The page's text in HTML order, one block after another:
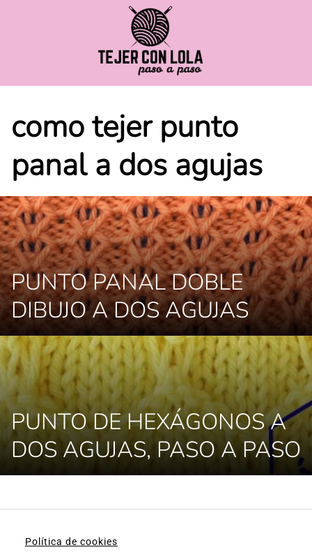
como tejer punto
panal a dos agujas
PUNTO PANAL DOBLE
DIBUJO A DOS AGUJAS
PUNTO DE HEXÁGONOS A
DOS AGUJAS, PASO A PASO
Política de cookies